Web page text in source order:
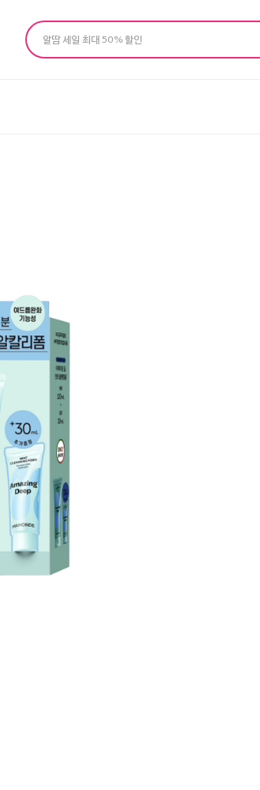
알땀 세일 최대 50% 할인